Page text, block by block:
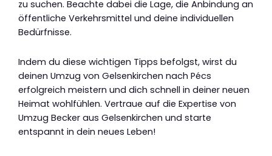
zu suchen. Beachte dabei die Lage, die Anbindung an
öffentliche Verkehrsmittel und deine individuellen
Bedürfnisse.
Indem du diese wichtigen Tipps befolgst, wirst du
deinen Umzug von Gelsenkirchen nach Pécs
erfolgreich meistern und dich schnell in deiner neuen
Heimat wohlfühlen. Vertraue auf die Expertise von
Umzug Becker aus Gelsenkirchen und starte
entspannt in dein neues Leben!